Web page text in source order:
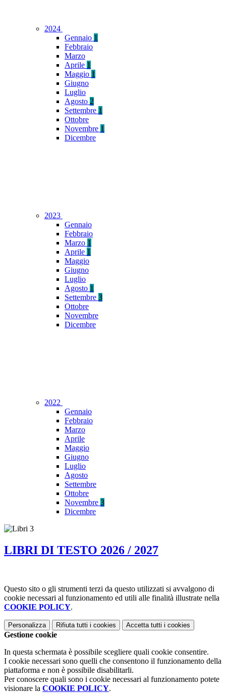
2024
Gennaio 1
Febbraio
Marzo
Aprile 1
Maggio 1
Giugno
Luglio
Agosto 2
Settembre 1
Ottobre
Novembre 1
Dicembre
2023
Gennaio
Febbraio
Marzo 1
Aprile 1
Maggio
Giugno
Luglio
Agosto 1
Settembre 3
Ottobre
Novembre
Dicembre
2022
Gennaio
Febbraio
Marzo
Aprile
Maggio
Giugno
Luglio
Agosto
Settembre
Ottobre
Novembre 3
Dicembre
LIBRI DI TESTO 2026 / 2027
Questo sito o gli strumenti terzi da questo utilizzati si avvalgono di
cookie necessari al funzionamento ed utili alle finalità illustrate nella
COOKIE POLICY.
Personalizza Rifiuta tutti i cookies Accetta tutti i cookies
Gestione cookie
In questa schermata è possibile scegliere quali cookie consentire.
I cookie necessari sono quelli che consentono il funzionamento della
piattaforma e non è possibile disabilitarli.
Per conoscere quali sono i cookie necessari al funzionamento potete
visionare la COOKIE POLICY.